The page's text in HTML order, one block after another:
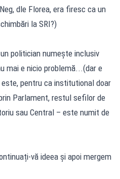
dle Florea, era firesc ca un
la SRI?)
politician numește inclusiv
mai e nicio problemă...(dar e
pentru ca institutional doar
Parlament, restul sefilor de
sau Central – este numit de
vă ideea și apoi mergem